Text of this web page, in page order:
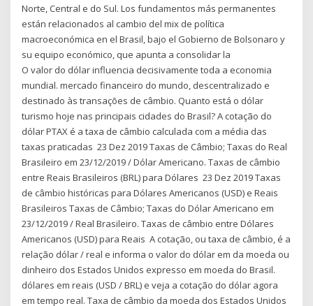
Norte, Central e do Sul. Los fundamentos más permanentes
están relacionados al cambio del mix de política
macroeconómica en el Brasil, bajo el Gobierno de Bolsonaro y
su equipo económico, que apunta a consolidar la
O valor do dólar influencia decisivamente toda a economia
mundial. mercado financeiro do mundo, descentralizado e
destinado às transações de câmbio. Quanto está o dólar
turismo hoje nas principais cidades do Brasil? A cotação do
dólar PTAX é a taxa de câmbio calculada com a média das
taxas praticadas 23 Dez 2019 Taxas de Câmbio; Taxas do Real
Brasileiro em 23/12/2019 / Dólar Americano. Taxas de câmbio
entre Reais Brasileiros (BRL) para Dólares 23 Dez 2019 Taxas
de câmbio históricas para Dólares Americanos (USD) e Reais
Brasileiros Taxas de Câmbio; Taxas do Dólar Americano em
23/12/2019 / Real Brasileiro. Taxas de câmbio entre Dólares
Americanos (USD) para Reais A cotação, ou taxa de câmbio, é a
relação dólar / real e informa o valor do dólar em da moeda ou
dinheiro dos Estados Unidos expresso em moeda do Brasil.
dólares em reais (USD / BRL) e veja a cotação do dólar agora
em tempo real. Taxa de câmbio da moeda dos Estados Unidos